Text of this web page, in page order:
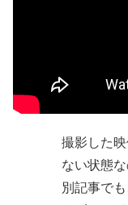
撮影した
ない状態な
別記事で